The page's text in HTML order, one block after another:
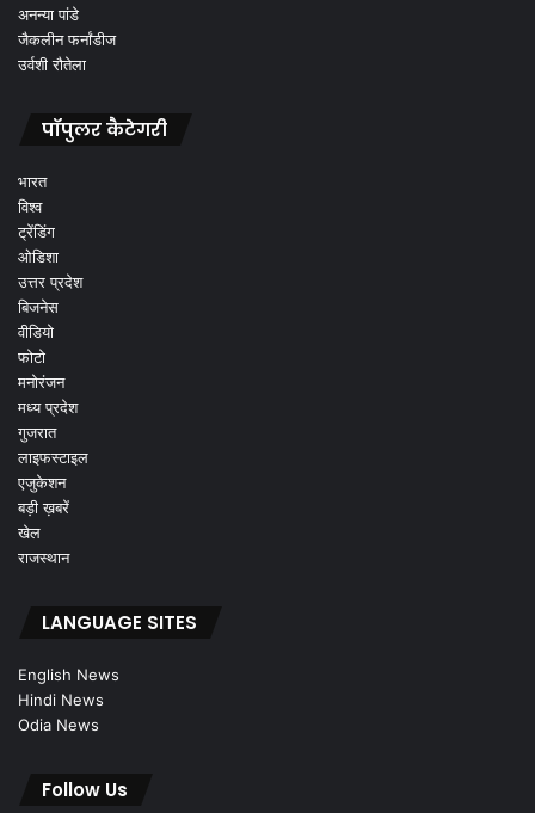
अनन्या पांडे
जैकलीन फर्नांडीज
उर्वशी रौतेला
पॉपुलर कैटेगरी
भारत
विश्व
ट्रेंडिंग
ओडिशा
उत्तर प्रदेश
बिजनेस
वीडियो
फोटो
मनोरंजन
मध्य प्रदेश
गुजरात
लाइफस्टाइल
एजुकेशन
बड़ी ख़बरें
खेल
राजस्थान
LANGUAGE SITES
English News
Hindi News
Odia News
Follow Us